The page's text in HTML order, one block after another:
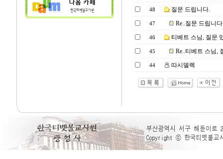
48 질문 드립니다.
47 Re..질문 드립니
46 티베트 스님, 질문
45 Re..티베트 스님,
44 따시델렉